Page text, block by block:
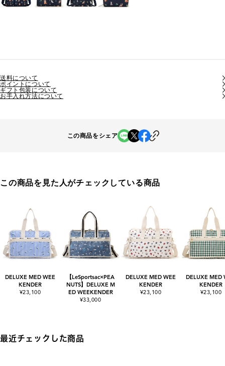
送料について
ポイントについて
ギフト包装について
お手入れ方法について
この商品をシェア
この商品を見た人がチェックしている商品
DELUXE MED WEE
KENDER
¥23,100
【LeSportsac×PEA
NUTS】DELUXE M
ED WEEKENDER
¥33,000
DELUXE MED WEE
KENDER
¥23,100
DELUXE MED
KENDER
¥23,100
最近チェックした商品